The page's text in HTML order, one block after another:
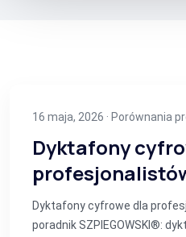
16 maja, 2026 · Porównania
Dyktafony
Dyktafony cyfrowe dla
poradnik SZPIEGOWSKI®: